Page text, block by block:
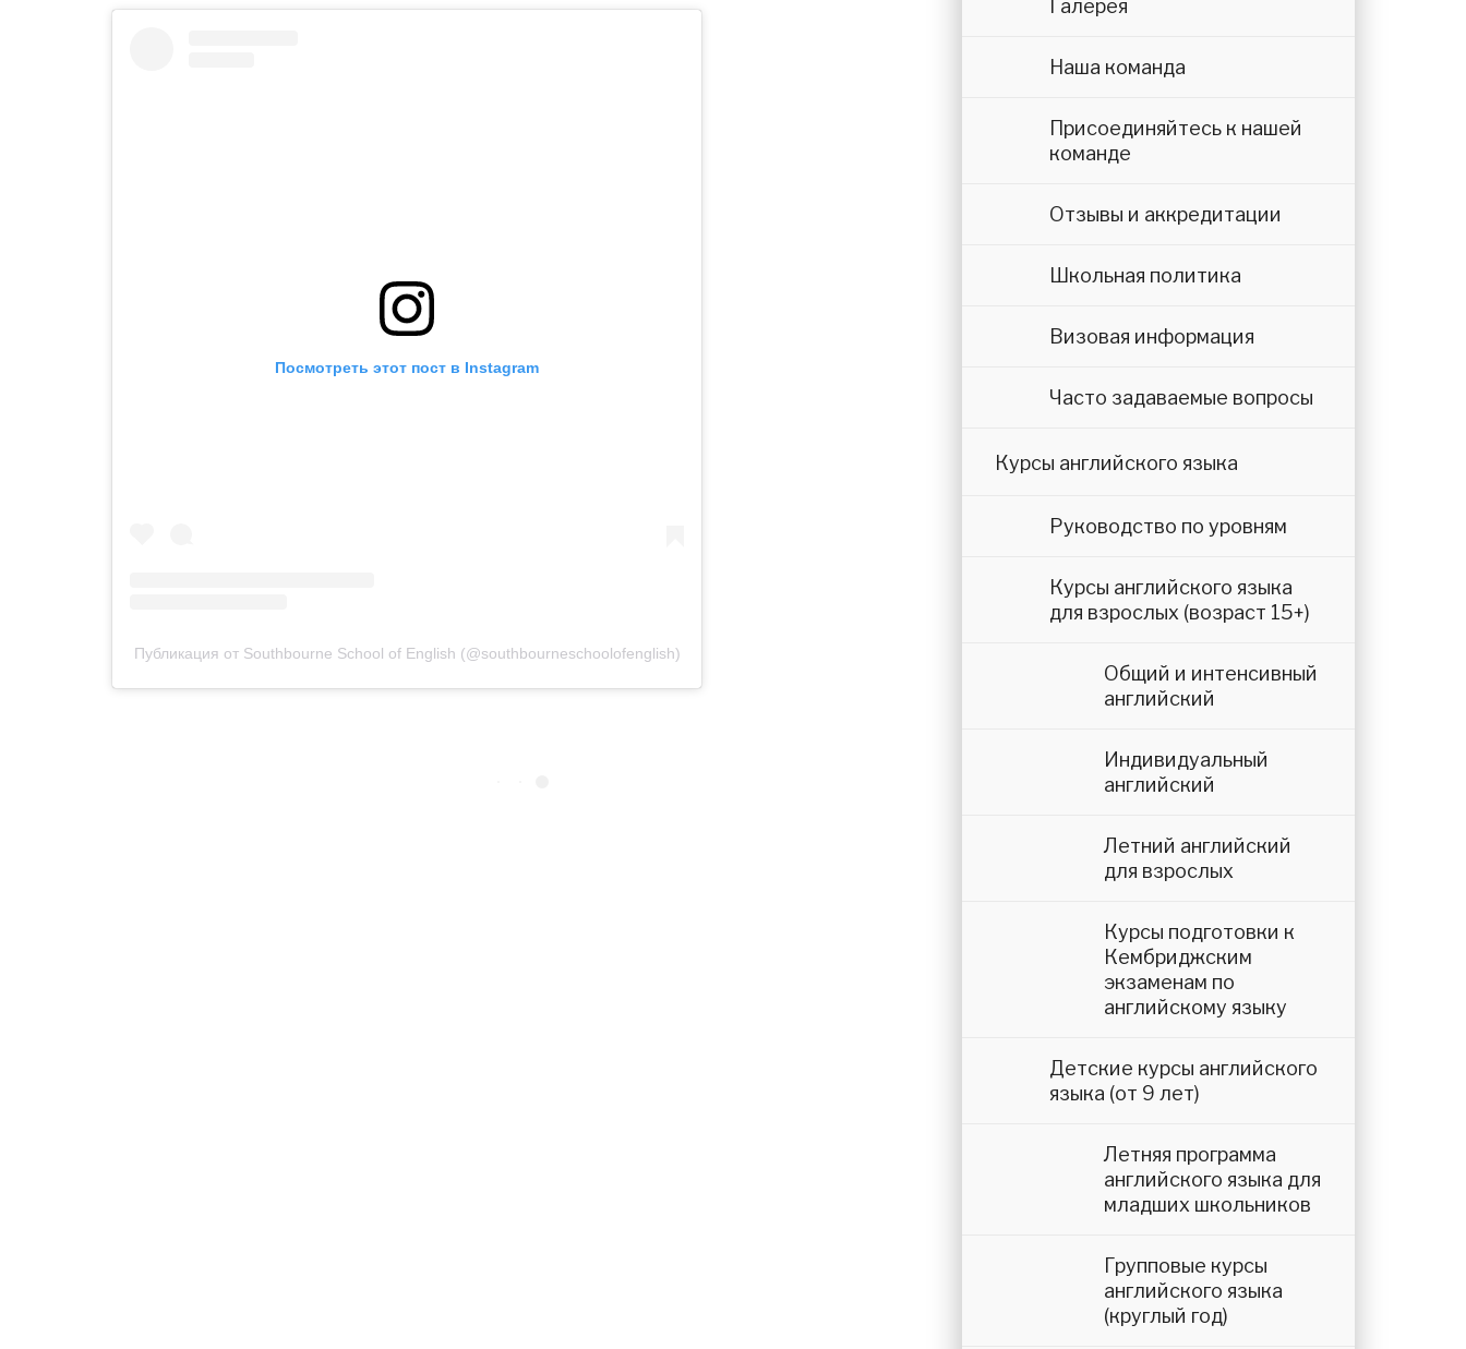
Посмотреть этот пост в Instagram
Публикация от Southbourne School of English (@southbourneschoolofenglish)
Галерея
Наша команда
Присоединяйтесь к нашей
команде
Отзывы и аккредитации
Школьная политика
Визовая информация
Часто задаваемые вопросы
Курсы английского языка
Руководство по уровням
Курсы английского языка
для взрослых (возраст 15+)
Общий и интенсивный
английский
Индивидуальный
английский
Летний английский
для взрослых
Курсы подготовки к
Кембриджским
экзаменам по
английскому языку
Детские курсы английского
языка (от 9 лет)
Летняя программа
английского языка для
младших школьников
Групповые курсы
английского языка
(круглый год)